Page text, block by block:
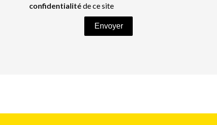
confidentialitéde ce site
Envoyer